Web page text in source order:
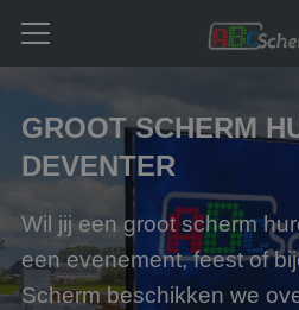
GROOT SCHERM
DEVENTER
Wil jij een groot scherm
een evenement, feest of
Scherm beschikken we